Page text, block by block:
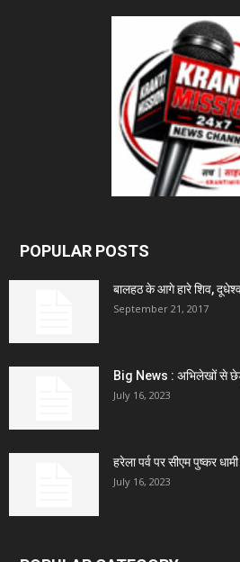
POPULAR POSTS
बालहठ के आगे हारे शिव,
September 21, 2017
Big News : अभिलेखों से
July 16, 2023
हरेला पर्व पर सीएम पुष्कर
July 16, 2023